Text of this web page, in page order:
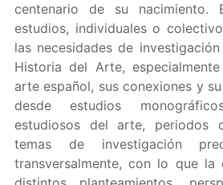
centenario de su nacimiento.
estudios, individuales o
las necesidades de
Historia del Arte,
arte español, sus conexiones y
desde estudios
estudiosos del arte, periodos
temas de investigación
transversalmente, con lo que la